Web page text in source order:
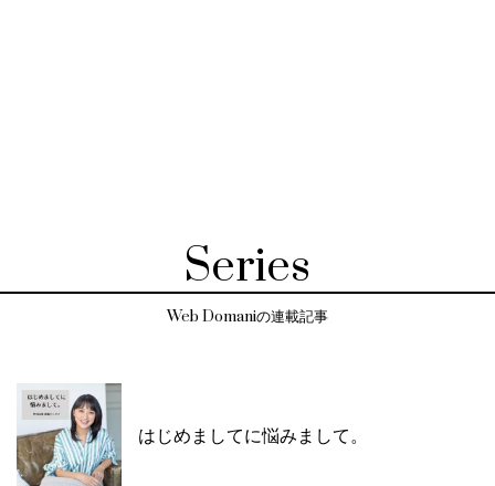
Series
Web Domaniの連載記事
はじめましてに悩みまして。